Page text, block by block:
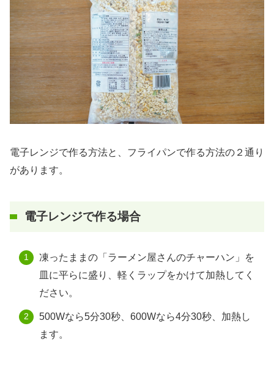
電子レンジで作る方法と、フライパンで作る方法の２通り
があります。
電子レンジで作る場合
凍ったままの「ラーメン屋さんのチャーハン」を
皿に平らに盛り、軽くラップをかけて加熱してく
ださい。
500Wなら5分30秒、600Wなら4分30秒、加熱し
ます。